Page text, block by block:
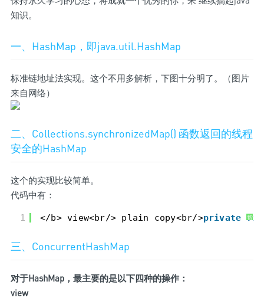
知识。
一、HashMap ，即java.util.HashMap
标准链地址法实现。这个不用多解析，下图十分明了。（图片
来自网络）
二、Collections.synchronizedMap() 函数返回的线程
安全的HashMap
这个的实现比较简单。
代码中有：
帮
1 </b> view<br/> plain copy<br/>private
三、ConcurrentHashMap
对于HashMap，最主要的是以下四种的操作：
view